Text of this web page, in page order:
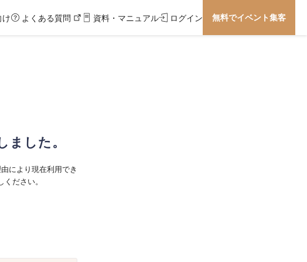
け よくある質問 資料・マニュアル ログイン 無料でイベント集客
した。
により現在利用でき
ださい。